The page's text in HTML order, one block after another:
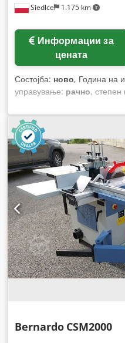
Siedlce 1.175 km
цената
Состојба: ново, Година на
управување: рачно, степен
,
виткање (макс.):135 °,
Bernardo CSM2000